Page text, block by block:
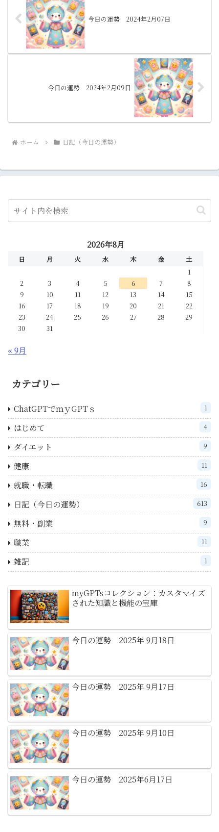
今日の運勢 2024年2月07日
今日の運勢 2024年2月09日
ホーム 日記（今日の運勢）
2026年8月
日 月 火 水 木 金
土
1
2
3 4 5 6 7
8
9
10 11 12 13 14
15
16
17 18 19 20 21
22
23
24 25 26 27 28
29
30
31
« 9月
カテゴリー
ChatGPTでｍｙGPTｓ 1
はじめて 4
ダイエット 9
健康 11
就職・転職 16
日記（今日の運勢） 613
無料・副業 9
職業 11
雑記 1
myGPTsコレクション：カスタマイズ
された知識と機能の宝庫
今日の運勢 2025年 9月18日
今日の運勢 2025年 9月17日
今日の運勢 2025年 9月10日
今日の運勢 2025年6月17日